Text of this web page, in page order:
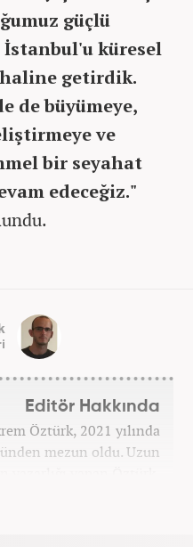
güçlü
küresel
getirdik.
de büyümeye,
ve
bir seyahat
edeceğiz."
Editör Hakkında
Öztürk, 2021 yılında
mezun oldu. Uzun
yazarlığı yapan Öztürk,
- Editör" olarak görev
insan ilişkilerinde